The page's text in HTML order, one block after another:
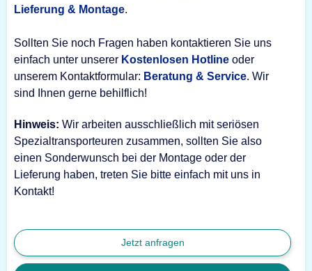
Lieferung & Montage.
Sollten Sie noch Fragen haben kontaktieren Sie uns
einfach unter unserer Kostenlosen Hotline oder
unserem Kontaktformular: Beratung & Service. Wir
sind Ihnen gerne behilflich!
Hinweis: Wir arbeiten ausschließlich mit seriösen
Spezialtransporteuren zusammen, sollten Sie also
einen Sonderwunsch bei der Montage oder der
Lieferung haben, treten Sie bitte einfach mit uns in
Kontakt!
Jetzt anfragen